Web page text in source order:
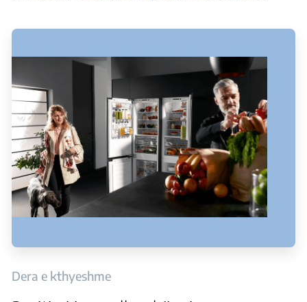
Dera e kthyeshme